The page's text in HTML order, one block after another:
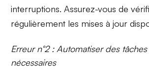
interruptions. Assurez-vous de
régulièrement les mises à jour
Erreur n°2 : Automatiser des
nécessaires